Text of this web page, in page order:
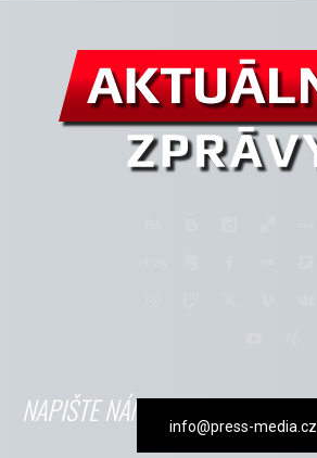
NAPIŠTE NÁM info@press-media.cz